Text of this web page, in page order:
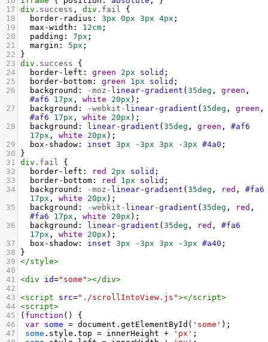
17 div .success , div .fail {
18
border-radius : 3px 0px 3px 4px ;
19
max-width : 12cm ;
20
padding : 7px ;
21
margin : 5px ;
22
}
23 div .success {
24
border-left : green 2px solid ;
25
border-bottom : green 1px solid ;
26
background : -moz- linear-gradient ( 35deg , green
#af6
17px , white 20px );
27
background : -webkit- linear-gradient ( 35deg , green
#af6
17px , white 20px );
28
background : linear-gradient ( 35deg , green , #af6
17px , white 20px );
29
box-shadow : inset 3px -3px 3px -3px #4a0 ;
30
}
31 div .fail {
32
border-left : red 2px solid ;
33
border-bottom : red 1px solid ;
34
background : -moz- linear-gradient ( 35deg , red , #fa6
17px , white 20px );
35
background : -webkit- linear-gradient ( 35deg , red
#fa6
17px , white 20px );
36
background : linear-gradient ( 35deg , red , #fa6
17px , white 20px );
37
box-shadow : inset 3px -3px 3px -3px #a40 ;
38
}
39 </style>
40
41 <div id="some"></div>
42
43 <script src="./scrollIntoView.js"></script>
44 <script>
45
( function () {
46
var some = document . getElementById ( 'some' );
47
some . style . top = innerHeight + 'px' ;